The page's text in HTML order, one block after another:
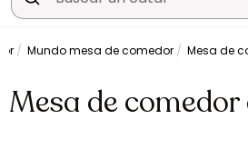
Mundo mesa de comedor Mesa de
Mesa de